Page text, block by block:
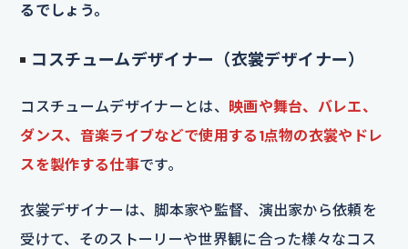
るでしょう。
コスチュームデザイナー（衣裳デザイナー）
コスチュームデザイナーとは、 映画や舞台、バレエ、
ダンス、音楽ライブなどで使用する1点物の衣裳やドレ
スを製作する仕事です。
衣裳デザイナーは、脚本家や監督、演出家から依頼を
受けて、そのストーリーや世界観に合った様々なコス